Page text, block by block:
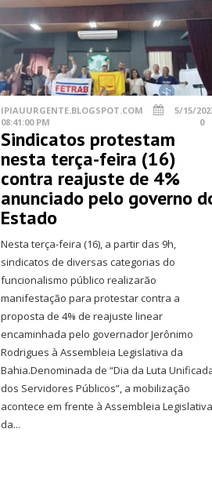
IPIAUURGENTE.BLOGSPOT.COM
5/15/
08:41:00 PM
0
Sindicatos protestam
nesta terça-feira (16)
contra reajuste de 4%
anunciado pelo governo
Estado
Nesta terça-feira (16), a partir das 9h,
sindicatos de diversas categorias do
funcionalismo público realizarão
manifestação para protestar contra a
proposta de 4% de reajuste linear
encaminhada pelo governador Jerônimo
Rodrigues à Assembleia Legislativa da
Bahia.Denominada de “Dia da Luta
dos Servidores Públicos”, a mobilização
acontece em frente à Assembleia
da...